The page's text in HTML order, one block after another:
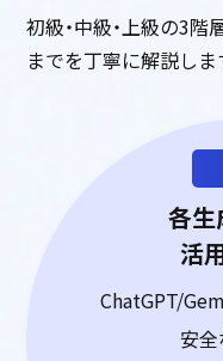
初級・中級・上級の3
までを丁寧に解説しま
各
活
ChatGPT/
安